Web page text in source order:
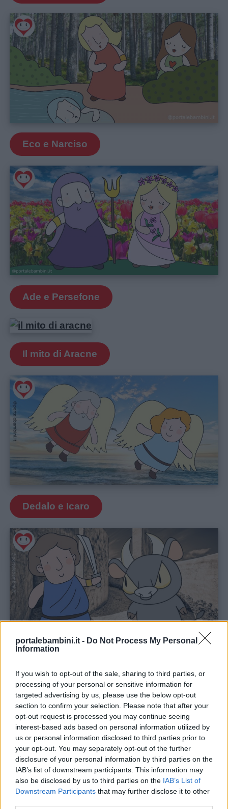
portalebambini.it - Do Not Process My Personal
Information
If you wish to opt-out of the sale, sharing to third parties, or
processing of your personal or sensitive information for
targeted advertising by us, please use the below opt-out
section to confirm your selection. Please note that after your
opt-out request is processed you may continue seeing
interest-based ads based on personal information utilized by
us or personal information disclosed to third parties prior to
your opt-out. You may separately opt-out of the further
disclosure of your personal information by third parties on the
IAB’s list of downstream participants. This information may
also be disclosed by us to third parties on the IAB’s List of
Downstream Participants that may further disclose it to other
Link
utili
Chi
siamo
Privacy
policy
Eco e Narciso
Ade e Persefone
Il mito di Aracne
Dedalo e Icaro